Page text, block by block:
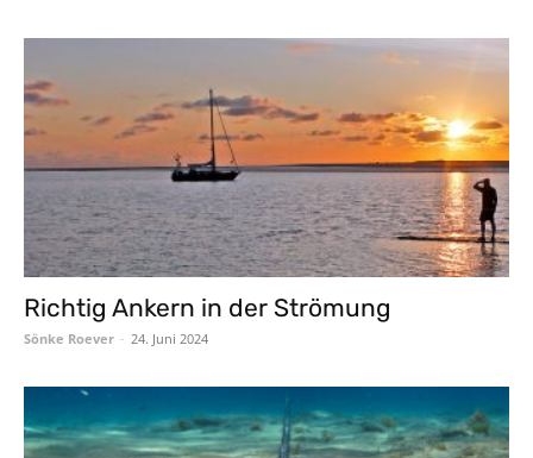
Richtig Ankern in der Strömung
Sönke Roever - 24. Juni 2024